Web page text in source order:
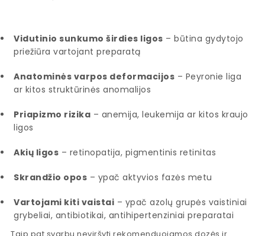
Vidutinio sunkumo širdies ligos – būtina gydytojo
priežiūra vartojant preparatą
Anatominės varpos deformacijos – Peyronie liga
ar kitos struktūrinės anomalijos
Priapizmo rizika – anemija, leukemija ar kitos kraujo
ligos
Akių ligos – retinopatija, pigmentinis retinitas
Skrandžio opos – ypač aktyvios fazės metu
Vartojami kiti vaistai – ypač azolų grupės vaistiniai
grybeliai, antibiotikai, antihipertenziniai preparatai
Taip pat svarbu neviršyti rekomenduojamos dozės ir